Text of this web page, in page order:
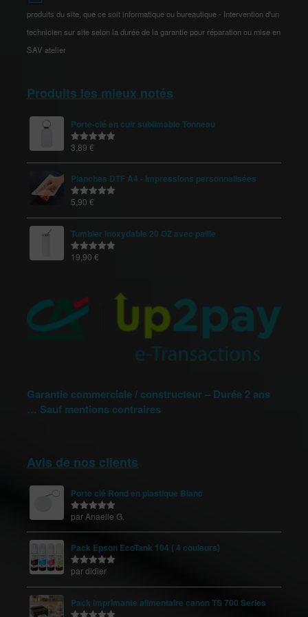
produits du site, que ce soit informatique ou bureautique - Intervention d'un
technicien sur site selon la durée de la garantie pour réparation ou mise en
SAV atelier
Produits les mieux notés
Porte-clé en cuir sublimable Tonneau
Note5.00
3,89 €
Planches DTF A4 - Impressions personnalisées
Note5.00
5,90 €
Tumbler inoxydable 20 OZ avec paille
Note5.00
19,90 €
Garantie commerciale / constructeur – Durée 2 ans
… Sauf mentions contraires
Avis de nos clients
Porte clé Rond en plastique Blanc
Note5sur
par Anaelle G.
Pack Epson EcoTank 104 ( 4 couleurs)
Note 5sur
par didier
Pack imprimante alimentaire canon TS 700 Series